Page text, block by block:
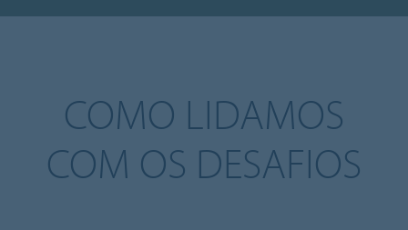
COMO LIDAMOS
COM OS DESAFIOS